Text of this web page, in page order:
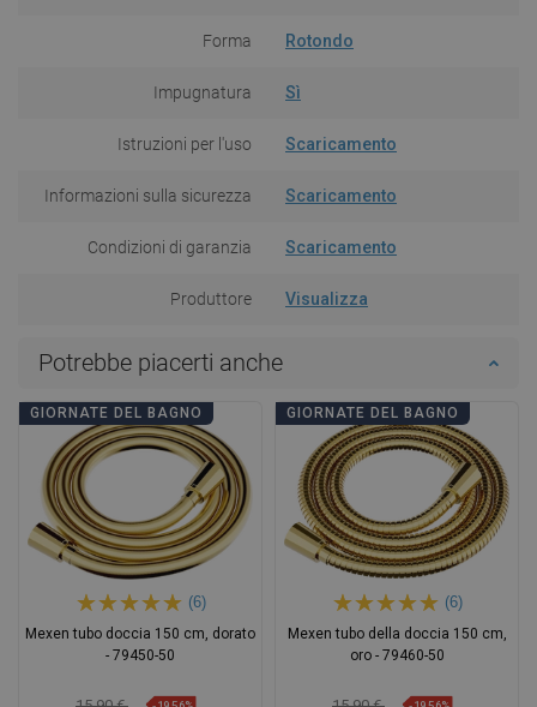
Forma Rotondo
Impugnatura Sì
Istruzioni per l'uso Scaricamento
Informazioni sulla sicurezza Scaricamento
Condizioni di garanzia Scaricamento
Produttore Visualizza
Potrebbe piacerti anche
GIORNATE DEL BAGNO
(6)
Mexen tubo doccia 150 cm, dorato
- 79450-50
GIORNATE DEL BAGNO
(6)
Mexen tubo della doccia 150 cm,
oro - 79460-50